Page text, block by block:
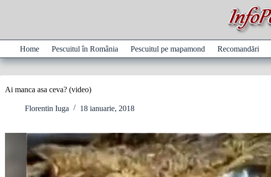
Home Pescuitul în România Pescuitul pe mapamond Recomandări
Ai manca asa ceva? (video)
Florentin Iuga 18 ianuarie, 2018